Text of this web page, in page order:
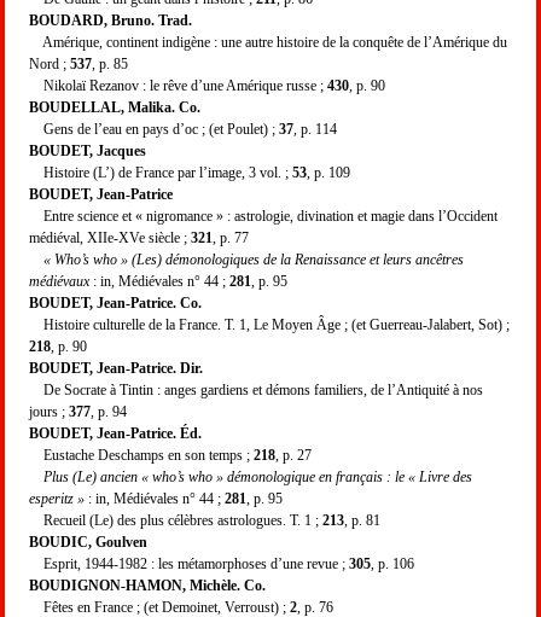
BOUDARD, Bruno. Trad.
Amérique, continent indigène : une autre histoire de la conquête de l’Amérique du
Nord ; 537 , p. 85
Nikolaï Rezanov : le rêve d’une Amérique russe ; 430 , p. 90
BOUDELLAL, Malika. Co.
Gens de l’eau en pays d’oc ; (et Poulet) ; 37 , p. 114
BOUDET, Jacques
Histoire (L’) de France par l’image, 3 vol. ; 53 , p. 109
BOUDET, Jean-Patrice
Entre science et « nigromance » : astrologie, divination et magie dans l’Occident
médiéval, XIIe-XVe siècle ; 321 , p. 77
« Who’s who » (Les) démonologiques de la Renaissance et leurs ancêtres
médiévaux: in, Médiévales n° 44 ; 281 , p. 95
BOUDET, Jean-Patrice. Co.
Histoire culturelle de la France. T. 1, Le Moyen Âge ; (et Guerreau-Jalabert, Sot) ;
218 , p. 90
BOUDET, Jean-Patrice. Dir.
De Socrate à Tintin : anges gardiens et démons familiers, de l’Antiquité à nos
jours ; 377 , p. 94
BOUDET, Jean-Patrice. Éd.
Eustache Deschamps en son temps ; 218 , p. 27
Plus (Le) ancien « who’s who » démonologique en français : le « Livre des
esperitz » : in, Médiévales n° 44 ; 281 , p. 95
Recueil (Le) des plus célèbres astrologues. T. 1 ; 213 , p. 81
BOUDIC, Goulven
Esprit, 1944-1982 : les métamorphoses d’une revue ; 305 , p. 106
BOUDIGNON-HAMON, Michèle. Co.
Fêtes en France ; (et Demoinet, Verroust) ; 2 , p. 76